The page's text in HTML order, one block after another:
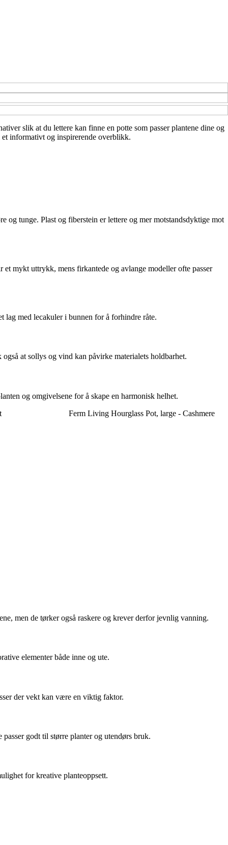
slik at du lettere kan finne en potte som passer plantene dine og
informativt og inspirerende overblikk.
tunge. Plast og fiberstein er lettere og mer motstandsdyktige mot
mykt uttrykk, mens firkantede og avlange modeller ofte passer
lag med lecakuler i bunnen for å forhindre råte.
at sollys og vind kan påvirke materialets holdbarhet.
og omgivelsene for å skape en harmonisk helhet.
Ferm Living Hourglass Pot, large - Cashmere
men de tørker også raskere og krever derfor jevnlig vanning.
elementer både inne og ute.
der vekt kan være en viktig faktor.
godt til større planter og utendørs bruk.
for kreative planteoppsett.